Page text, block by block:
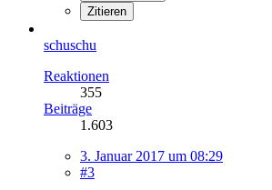
Zitieren
schuschu
Reaktionen
355
Beiträge
1.603
3. Januar 2017 um 08:29
#3